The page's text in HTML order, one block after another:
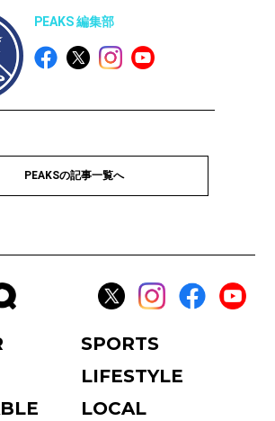
PEAKS 編集部
PEAKSの記事一覧へ
SPORTS
LIFESTYLE
LOCAL